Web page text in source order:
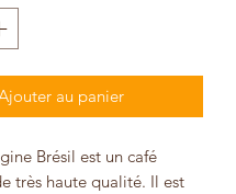
au panier
Brésil est un café
très haute qualité. Il est